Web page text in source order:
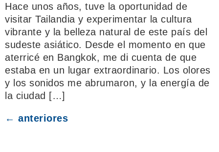
Hace unos años, tuve la oportunidad de
visitar Tailandia y experimentar la cultura
vibrante y la belleza natural de este país del
sudeste asiático. Desde el momento en que
aterricé en Bangkok, me di cuenta de que
estaba en un lugar extraordinario. Los olores
y los sonidos me abrumaron, y la energía de
la ciudad […]
← anteriores